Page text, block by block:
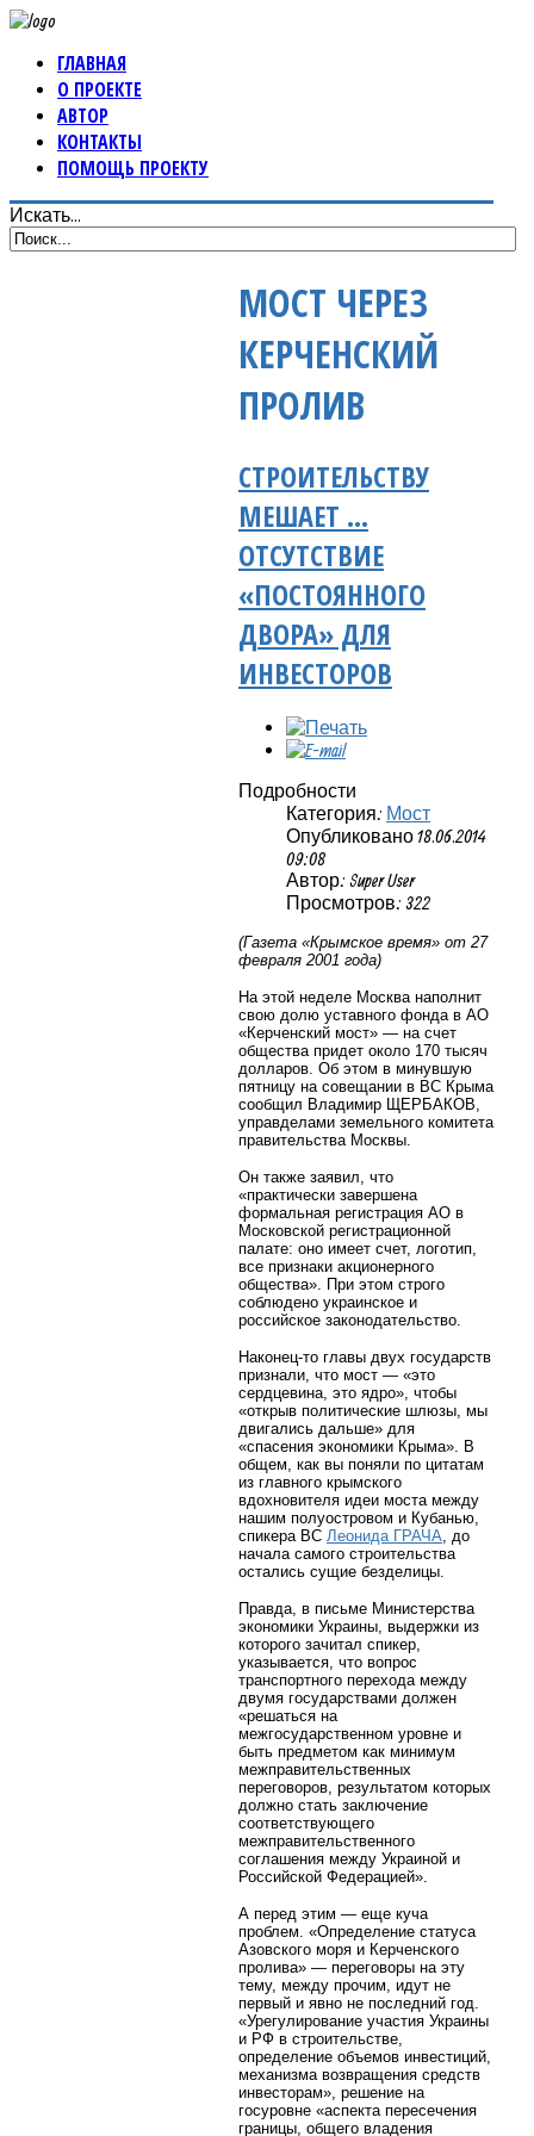
ГЛАВНАЯ
О ПРОЕКТЕ
АВТОР
КОНТАКТЫ
ПОМОЩЬ ПРОЕКТУ
Искать...
МОСТ ЧЕРЕЗ
КЕРЧЕНСКИЙ
ПРОЛИВ
СТРОИТЕЛЬСТВУ
МЕШАЕТ …
ОТСУТСТВИЕ
«ПОСТОЯННОГО
ДВОРА» ДЛЯ
ИНВЕСТОРОВ
Подробности
Категория: Мост
Опубликовано 18.06.2014
09:08
Автор: Super User
Просмотров: 322
(Газета «Крымское время» от 27
февраля 2001 года)
На этой неделе Москва наполнит
свою долю уставного фонда в АО
«Керченский мост» — на счет
общества придет около 170 тысяч
долларов. Об этом в минувшую
пятницу на совещании в ВС Крыма
сообщил Владимир ЩЕРБАКОВ,
управделами земельного комитета
правительства Москвы.
Он также заявил, что
«практически завершена
формальная регистрация АО в
Московской регистрационной
палате: оно имеет счет, логотип,
все признаки акционерного
общества». При этом строго
соблюдено украинское и
российское законодательство.
Наконец-то главы двух государств
признали, что мост — «это
сердцевина, это ядро», чтобы
«открыв политические шлюзы, мы
двигались дальше» для
«спасения экономики Крыма». В
общем, как вы поняли по цитатам
из главного крымского
вдохновителя идеи моста между
нашим полуостровом и Кубанью,
спикера ВС Леонида ГРАЧА , до
начала самого строительства
остались сущие безделицы.
Правда, в письме Министерства
экономики Украины, выдержки из
которого зачитал спикер,
указывается, что вопрос
транспортного перехода между
двумя государствами должен
«решаться на
межгосударственном уровне и
быть предметом как минимум
межправительственных
переговоров, результатом которых
должно стать заключение
соответствующего
межправительственного
соглашения между Украиной и
Российской Федерацией».
А перед этим — еще куча
проблем. «Определение статуса
Азовского моря и Керченского
пролива» — переговоры на эту
тему, между прочим, идут не
первый и явно не последний год.
«Урегулирование участия Украины
и РФ в строительстве,
определение объемов инвестиций,
механизма возвращения средств
инвесторам», решение на
госуровне «аспекта пересечения
границы, общего владения